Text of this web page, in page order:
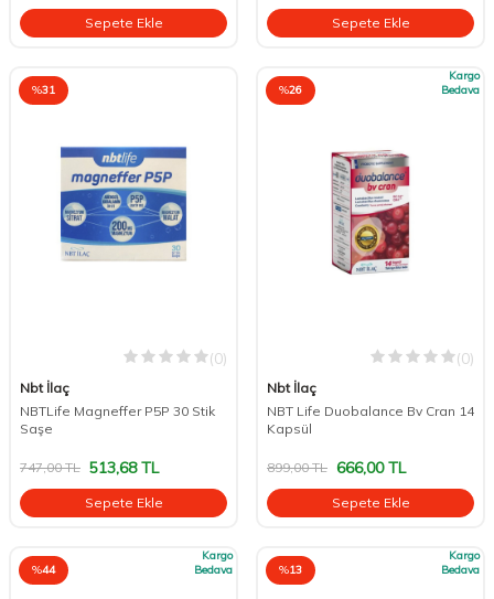
Sepete Ekle Sepete Ekle
%31
(0)
Nbt İlaç
NBTLife Magneffer P5P 30 Stik
Saşe
747,00TL 513,68TL
Sepete Ekle
%26
Kargo
Bedava
(0)
Nbt İlaç
NBT Life Duobalance Bv Cran 14
Kapsül
899,00TL 666,00TL
Sepete Ekle
%44
Kargo
Bedava
%13
Kargo
Bedava